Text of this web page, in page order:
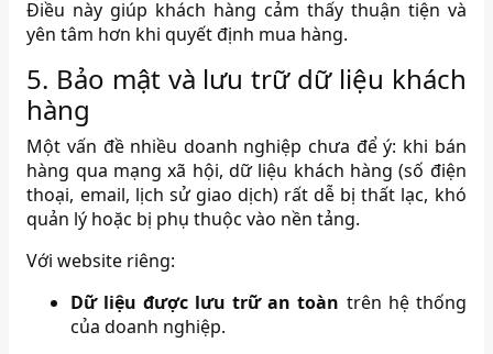
Điều này giúp khách hàng cảm thấy thuận tiện và
yên tâm hơn khi quyết định mua hàng.
5. Bảo mật và lưu trữ dữ liệu khách
hàng
Một vấn đề nhiều doanh nghiệp chưa để ý: khi bán
hàng qua mạng xã hội, dữ liệu khách hàng (số điện
thoại, email, lịch sử giao dịch) rất dễ bị thất lạc, khó
quản lý hoặc bị phụ thuộc vào nền tảng.
Với website riêng:
Dữ liệu được lưu trữ an toàn trên hệ thống
của doanh nghiệp.